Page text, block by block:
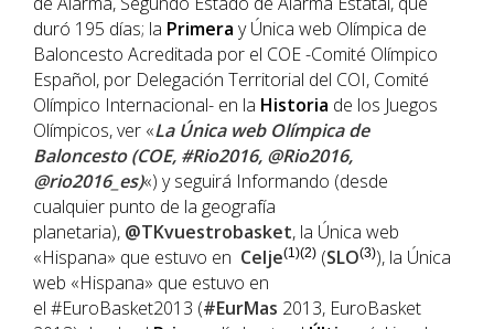
duró 195 días; la Primera y Única web Olímpica de
Baloncesto Acreditada por el COE -Comité Olímpico
Español, por Delegación Territorial del COI, Comité
Olímpico Internacional- en la Historia de los Juegos
Olímpicos, ver «La Única web Olímpica de
Baloncesto (COE, #Rio2016, @Rio2016,
@rio2016_es)«) y seguirá Informando (desde
cualquier punto de la geografía
planetaria), @TKvuestrobasket, la Única web
«Hispana» que estuvo en Celje(1)(2) (SLO(3)), la Única
web «Hispana» que estuvo en
el #EuroBasket2013 (#EurMas 2013, EuroBasket